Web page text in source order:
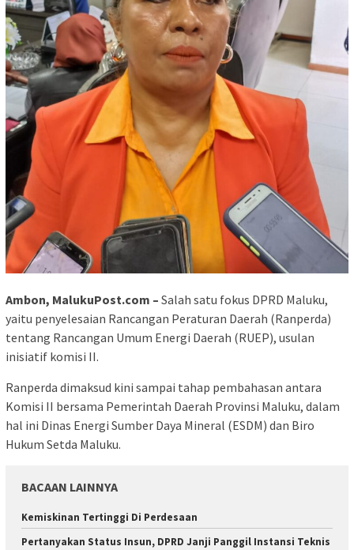
Ambon, MalukuPost.com – Salah satu fokus DPRD Maluku,
yaitu penyelesaian Rancangan Peraturan Daerah (Ranperda)
tentang Rancangan Umum Energi Daerah (RUEP), usulan
inisiatif komisi II.
Ranperda dimaksud kini sampai tahap pembahasan antara
Komisi II bersama Pemerintah Daerah Provinsi Maluku, dalam
hal ini Dinas Energi Sumber Daya Mineral (ESDM) dan Biro
Hukum Setda Maluku.
BACAAN LAINNYA
Kemiskinan Tertinggi Di Perdesaan
Pertanyakan Status Insun, DPRD Janji Panggil Instansi Teknis